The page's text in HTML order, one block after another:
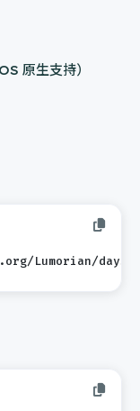
原生支持）
Lumorian/